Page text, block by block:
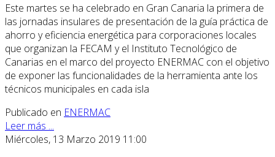
Este martes se ha celebrado en Gran Canaria la primera de
las jornadas insulares de presentación de la guía práctica de
ahorro y eficiencia energética para corporaciones locales
que organizan la FECAM y el Instituto Tecnológico de
Canarias en el marco del proyecto ENERMAC con el objetivo
de exponer las funcionalidades de la herramienta ante los
técnicos municipales en cada isla
Publicado en ENERMAC
Leer más ...
Miércoles, 13 Marzo 2019 11:00